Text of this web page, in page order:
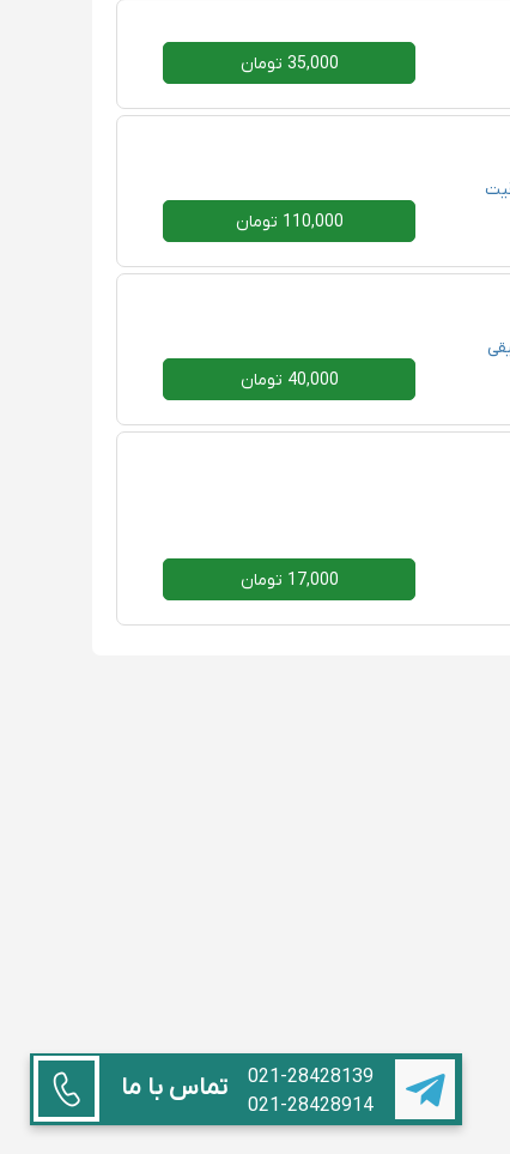
تماس با ما
021-28428139
021-28428914
35,000 تومان
110,000 تومان
40,000 تومان
17,000 تومان